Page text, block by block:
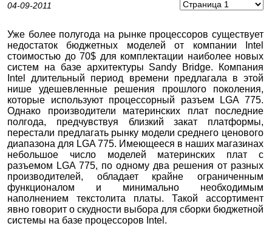
04-09-2011
Уже более полугода на рынке процессоров существует
недостаток бюджетных моделей от компании Intel
стоимостью до 70$ для комплектации наиболее новых
систем на базе архитектуры Sandy Bridge. Компания
Intel длительный период времени предлагала в этой
нише удешевленные решения прошлого поколения,
которые используют процессорный разъем LGA 775.
Однако производители материнских плат последние
полгода, предчувствуя близкий закат платформы,
перестали предлагать рынку модели среднего ценового
диапазона для LGA 775. Имеющееся в наших магазинах
небольшое число моделей материнских плат с
разъемом LGA 775, по одному два решения от разных
производителей, обладает крайне ограниченным
функционалом и минимально необходимым
наполнением текстолита платы. Такой ассортимент
явно говорит о скудности выбора для сборки бюджетной
системы на базе процессоров Intel.